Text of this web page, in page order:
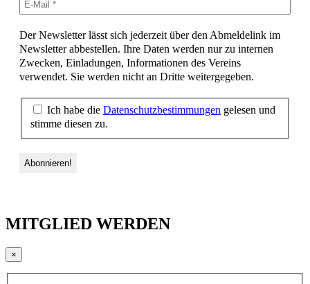
Der Newsletter lässt sich jederzeit über den Abmeldelink im
Newsletter abbestellen. Ihre Daten werden nur zu internen
Zwecken, Einladungen, Informationen des Vereins
verwendet. Sie werden nicht an Dritte weitergegeben.
Ich habe die Datenschutzbestimmungen gelesen und
stimme diesen zu.
MITGLIED WERDEN
×